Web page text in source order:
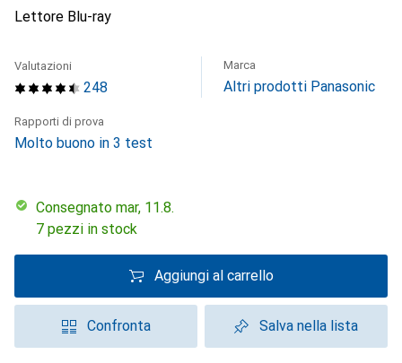
Lettore Blu-ray
248
Valutazioni Marca
Altri prodotti Panasonic
Rapporti di prova
Molto buono in 3 test
Consegnato mar, 11.8.
7 pezzi in stock
Aggiungi al carrello
Confronta Salva nella lista